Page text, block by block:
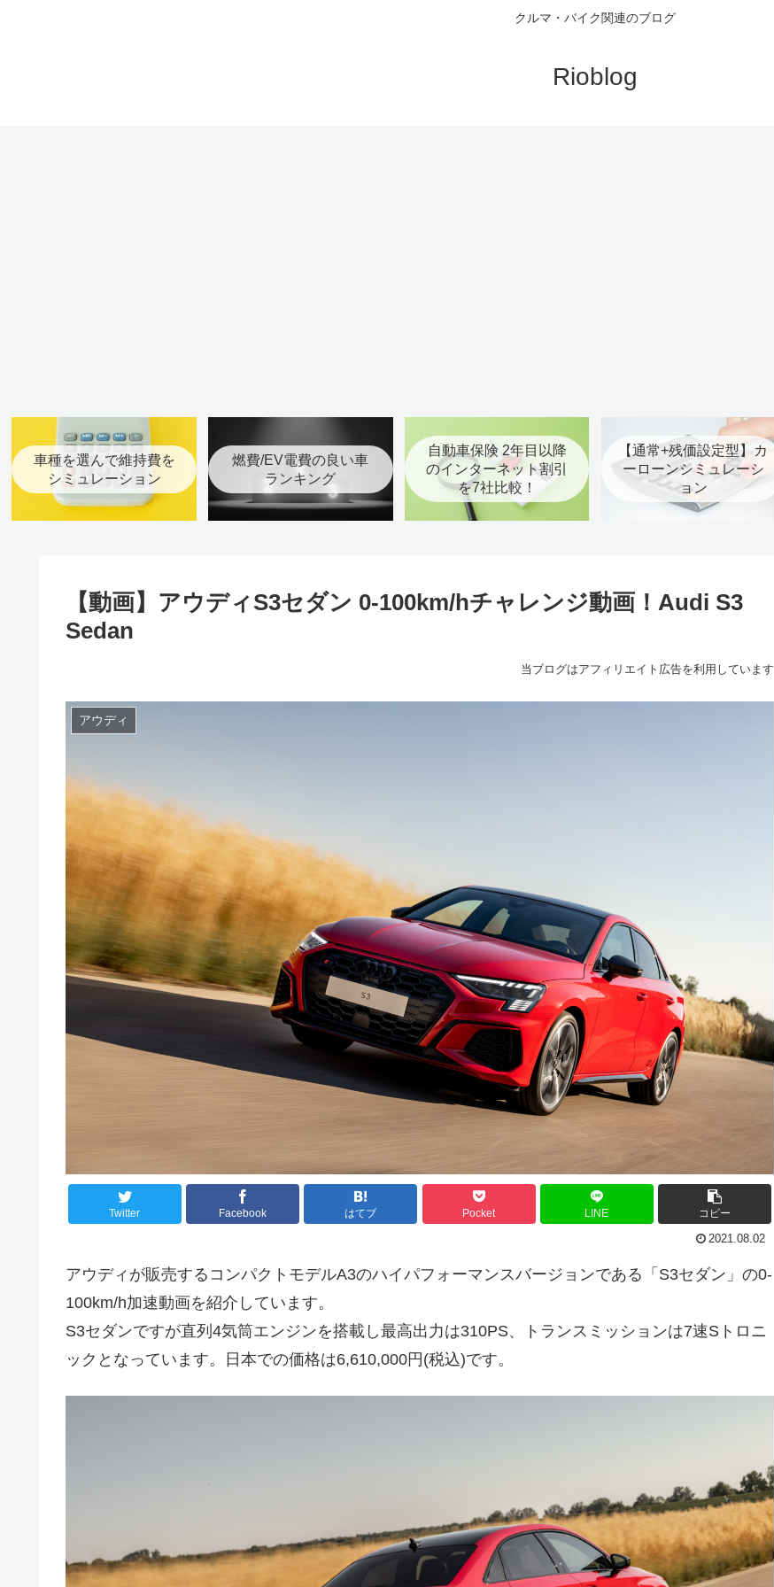
クルマ・バイク関連のブログ
Rioblog
車種を選んで維持費を
シミュレーション
燃費/EV電費の良い車
ランキング
自動車保険 2年目以降
のインターネット割引
を7社比較！
【通常+残価設定型】カ
ーローンシミュレーシ
ョン
【動画】アウディS3セダン 0-100km/hチャレンジ動画！Audi S3
Sedan
当ブログはアフィリエイト広告を利用しています
アウディ
Twitter Facebook はてブ Pocket LINE コピー
2021.08.02
アウディが販売するコンパクトモデルA3のハイパフォーマンスバージョンである「S3セダン」の0-
100km/h加速動画を紹介しています。
S3セダンですが直列4気筒エンジンを搭載し最高出力は310PS、トランスミッションは7速Sトロニ
ックとなっています。日本での価格は6,610,000円(税込)です。